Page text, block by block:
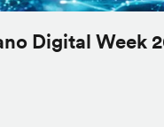
Digital Week